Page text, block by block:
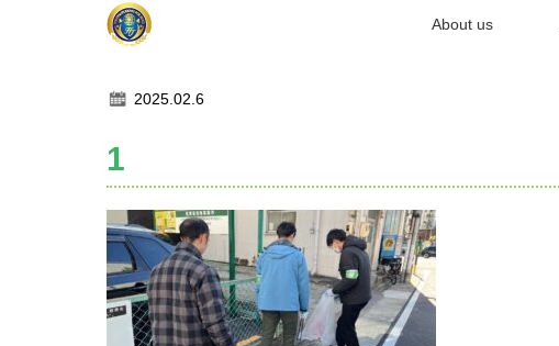
About us
ホーム
2025.02.6
1